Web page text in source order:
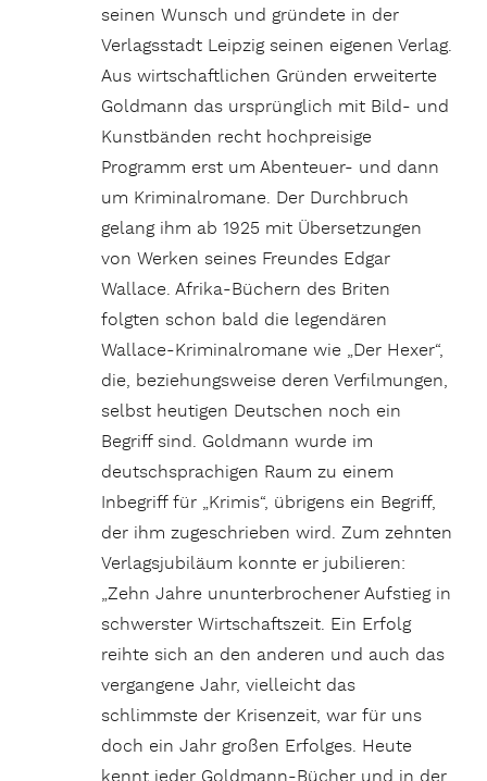
seinen Wunsch und gründete in der
Verlagsstadt Leipzig seinen eigenen Verlag.
Aus wirtschaftlichen Gründen erweiterte
Goldmann das ursprünglich mit Bild- und
Kunstbänden recht hochpreisige
Programm erst um Abenteuer- und dann
um Kriminalromane. Der Durchbruch
gelang ihm ab 1925 mit Übersetzungen
von Werken seines Freundes Edgar
Wallace. Afrika-Büchern des Briten
folgten schon bald die legendären
Wallace-Kriminalromane wie „Der Hexer“,
die, beziehungsweise deren Verfilmungen,
selbst heutigen Deutschen noch ein
Begriff sind. Goldmann wurde im
deutschsprachigen Raum zu einem
Inbegriff für „Krimis“, übrigens ein Begriff,
der ihm zugeschrieben wird. Zum zehnten
Verlagsjubiläum konnte er jubilieren:
„Zehn Jahre ununterbrochener Aufstieg in
schwerster Wirtschaftszeit. Ein Erfolg
reihte sich an den anderen und auch das
vergangene Jahr, vielleicht das
schlimmste der Krisenzeit, war für uns
doch ein Jahr großen Erfolges. Heute